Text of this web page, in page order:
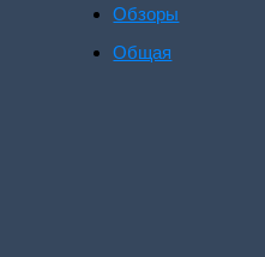
Обзоры
Общая